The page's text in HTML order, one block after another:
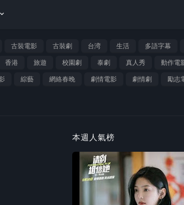
古裝電影 古裝劇 台湾 生活 多語字幕
香港 旅遊 校園劇 泰劇 真人秀 動作電
綜藝 網絡春晚 劇情電影 劇情劇 勵志
本週人氣榜